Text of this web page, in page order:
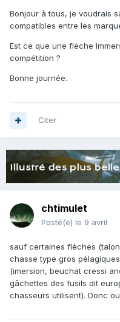
Bonjour à tous, je voudrais
compatibles entre les
Est ce que une flèche
compétition ?
Bonne journée.
Citer
chtimulet
Posté(e) le 9 avril
sauf certaines flèches
chasse type gros
(imersion, beuchat cressi
gâchettes des fusils dit
chasseurs utilisent). Donc